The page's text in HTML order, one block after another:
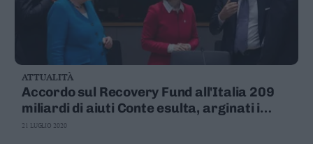
ATTUALITÀ
Accordo sul Recovery Fund all'Italia 209
miliardi di aiuti Conte esulta, arginati i
sovranisti
21 LUGLIO 2020